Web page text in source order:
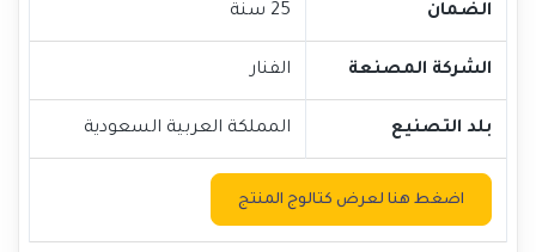
الضمان 25 سنة
الشركة المصنعة الفنار
بلد التصنيع المملكة العربية السعودية
اضغط هنا لعرض كتالوج المنتج